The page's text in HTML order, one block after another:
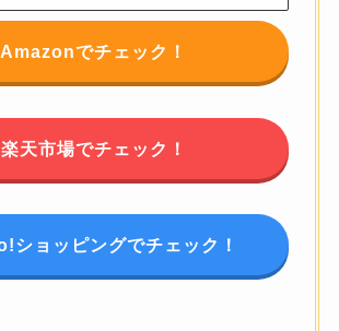
Amazonでチェック！
楽天市場でチェック！
ショッピングでチェック！